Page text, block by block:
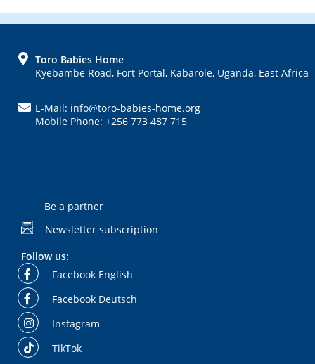
FOOTERToro Babies Home
Kyebambe Road, Fort Portal, Kabarole, Uganda, East Africa
E-Mail: info@toro-babies-home.org
Mobile Phone: +256 773 487 715
Be a partner
Newsletter subscription
Follow us:
Facebook English
Facebook Deutsch
Instagram
TikTok